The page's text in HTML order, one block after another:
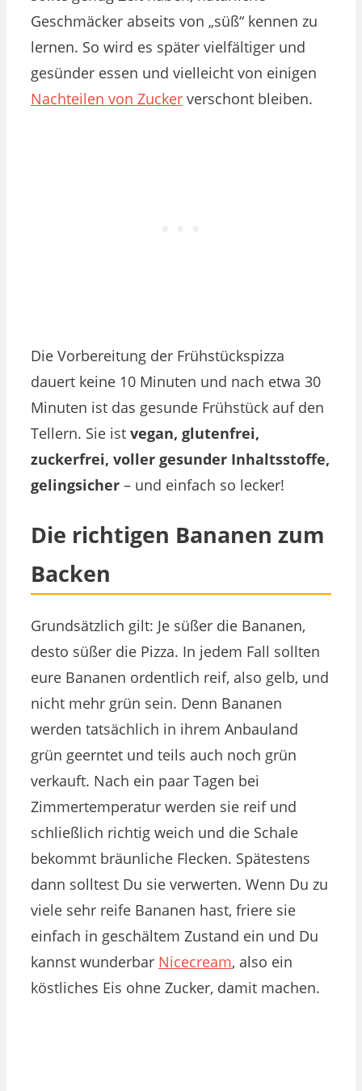
Geschmäcker abseits von „süß“ kennen zu
lernen. So wird es später vielfältiger und
gesünder essen und vielleicht von einigen
Nachteilen von Zucker verschont bleiben.
Die Vorbereitung der Frühstückspizza
dauert keine 10 Minuten und nach etwa 30
Minuten ist das gesunde Frühstück auf den
Tellern. Sie ist vegan, glutenfrei,
zuckerfrei, voller gesunder Inhaltsstoffe,
gelingsicher – und einfach so lecker!
Die richtigen Bananen zum
Backen
Grundsätzlich gilt: Je süßer die Bananen,
desto süßer die Pizza. In jedem Fall sollten
eure Bananen ordentlich reif, also gelb, und
nicht mehr grün sein. Denn Bananen
werden tatsächlich in ihrem Anbauland
grün geerntet und teils auch noch grün
verkauft. Nach ein paar Tagen bei
Zimmertemperatur werden sie reif und
schließlich richtig weich und die Schale
bekommt bräunliche Flecken. Spätestens
dann solltest Du sie verwerten. Wenn Du zu
viele sehr reife Bananen hast, friere sie
einfach in geschältem Zustand ein und Du
kannst wunderbar Nicecream, also ein
köstliches Eis ohne Zucker, damit machen.